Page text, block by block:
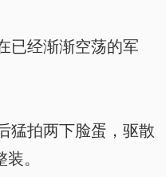
已经渐渐空荡的军
拍两下脸蛋，驱散
。